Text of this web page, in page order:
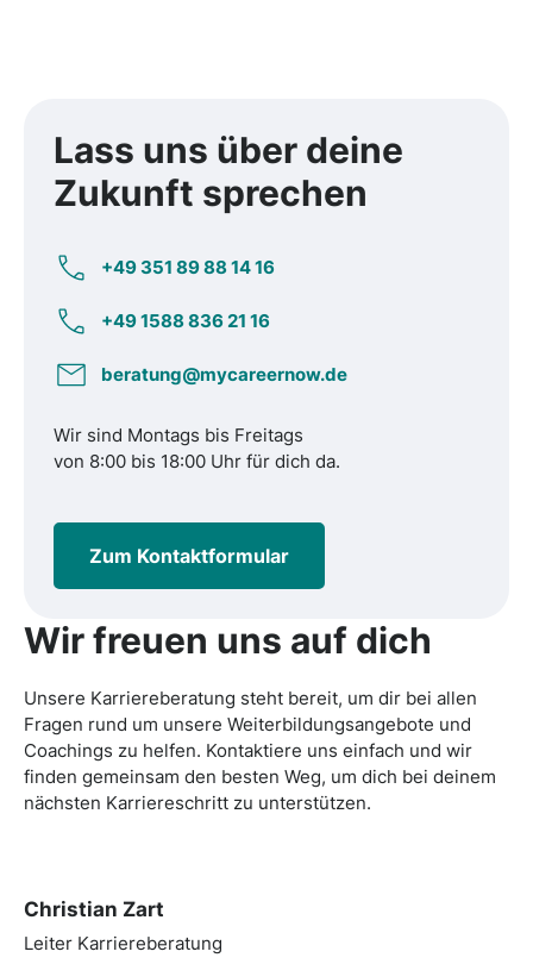
Wir freuen uns auf dich
Unsere Karriereberatung steht bereit, um dir bei allen
Fragen rund um unsere Weiterbildungsangebote und
Coachings zu helfen. Kontaktiere uns einfach und wir
finden gemeinsam den besten Weg, um dich bei deinem
nächsten Karriereschritt zu unterstützen.
Christian Zart
Leiter Karriereberatung
Lass uns über deine
Zukunft sprechen
+49 351 89 88 14 16
+49 1588 836 21 16
beratung@mycareernow.de
Wir sind Montags bis Freitags
von 8:00 bis 18:00 Uhr für dich da.
Zum Kontaktformular